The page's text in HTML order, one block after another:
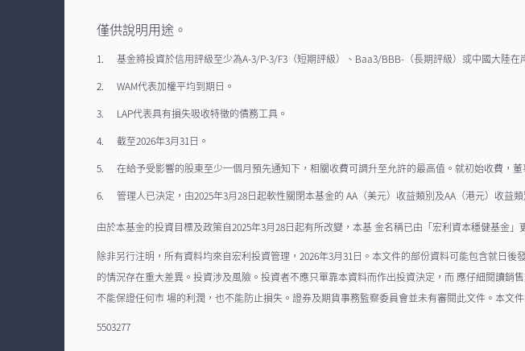
僅供說明用途。
基金將投資於信用評級至少為A-3/P-3/F3（短期評級）、Baa3/BBB-（長期評級）或中國大陸在
WAM代表加權平均到期日。
LAP代表具有損失吸收特徵的債務工具。
截至2026年3月31日。
在給予受影響的股東至少一個月預先通知下，相關收費可調升至允許的最高值。就初始收費，
管理人已決定，由2025年3月28日起軟性關閉本基金的 AA（美元）收益類別及AA（港元）收益類
由於本基金的投資目標及政策自2025年3月28日起有所改變，本基 金名稱已由「宏利資本穩健基金
除非另行注明，所有資料均來自宏利投資管理，2026年3月31日。本文件的部份資料可能包含就日
的情況存在重大差異。投資涉及風險。投資者不應只單靠本資料而作出投資決定，而 應仔細閱讀
不能保證任何市 場的利潤，也不能防止損失。證券及期貨事務監察委員會並未有審閱此文件。本文
5503277